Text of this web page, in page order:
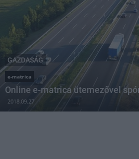
GAZDASÁG
e-matrica
Online e-matrica ütemezővel
2018.09.27